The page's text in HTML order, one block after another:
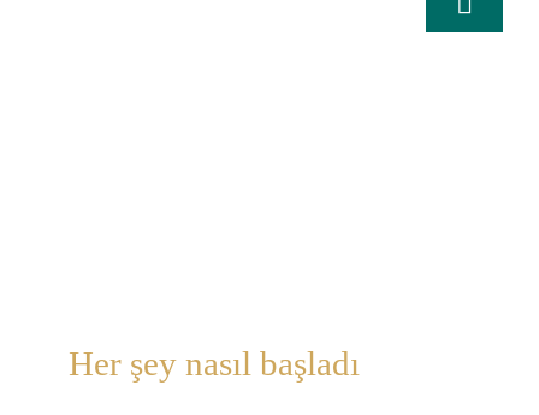
Toggle
Her şey nasıl başladı